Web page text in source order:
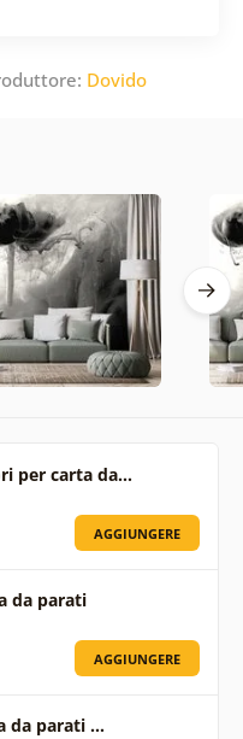
Dovido
per carta da…
AGGIUNGERE
da parati
AGGIUNGERE
da parati …